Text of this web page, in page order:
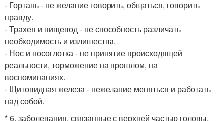
- Гортань - не желание говорить, общаться, говорить
правду.
- Трахея и пищевод - не способность различать
необходимость и излишества.
- Нос и носоглотка - не принятие происходящей
реальности, торможение на прошлом, на
воспоминаниях.
- Щитовидная железа - нежелание меняться и работать
над собой.
* 6. заболевания, связанные с верхней частью головы.